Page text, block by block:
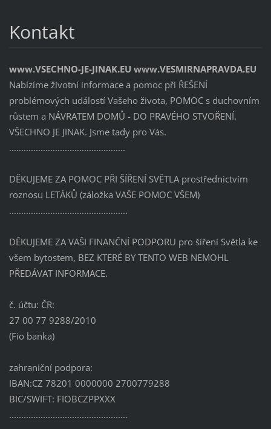
Kontakt
www.VSECHNO-JE-JINAK.EU www.VESMIRNAPRAVDA.EU
Nabízíme životní informace a pomoc při ŘEŠENÍ
problémových událostí Vašeho života, POMOC s duchovním
růstem a NÁVRATEM DOMŮ - DO PRAVÉHO STVOŘENÍ.
VŠECHNO JE JINAK. Jsme tady pro Vás.
................................................
DĚKUJEME ZA POMOC PŘI ŠÍŘENÍ SVĚTLA prostřednictvím
roznosu LETÁKŮ (záložka VAŠE POMOC VŠEM)
.................................................
DĚKUJEME ZA VAŠI FINANČNÍ PODPORU pro šíření Světla ke
všem bytostem, BEZ KTERÉ BY TENTO WEB NEMOHL
PŘEDÁVAT INFORMACE.
č. účtu: ČR:
27 00 77 9288/2010
(Fio banka)
zahraniční podpora:
IBAN:CZ 78201 0000000 2700779288
BIC/SWIFT: FIOBCZPPXXX
.................................................